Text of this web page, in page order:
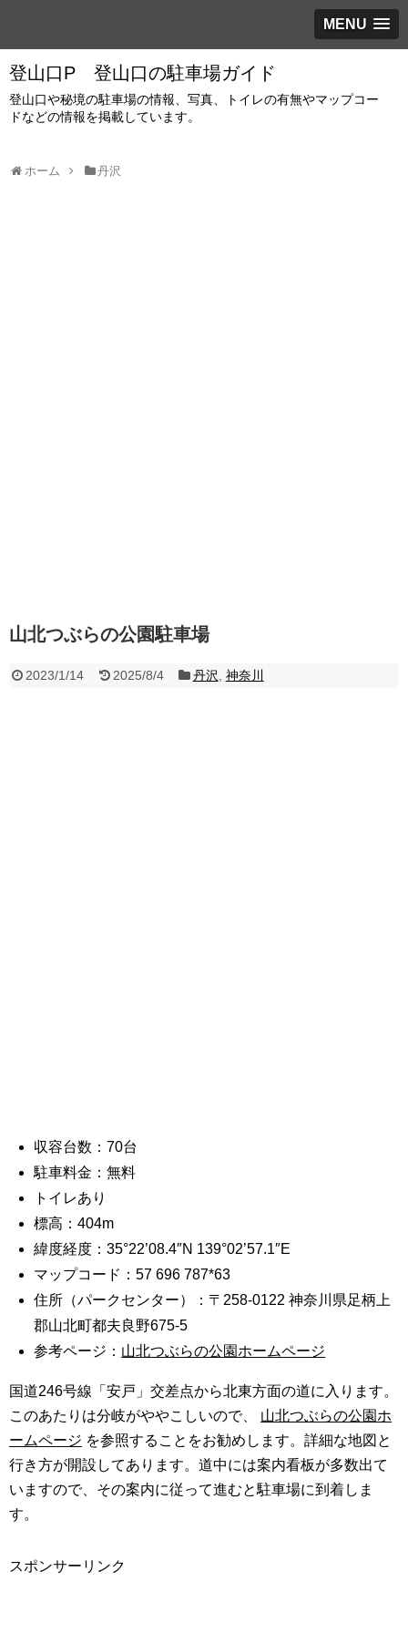
MENU
登山口P 登山口の駐車場ガイド
登山口や秘境の駐車場の情報、写真、トイレの有無やマップコー
ドなどの情報を掲載しています。
ホーム 丹沢
山北つぶらの公園駐車場
2023/1/14 2025/8/4 丹沢 神奈川
収容台数：70台
駐車料金：無料
トイレあり
標高：404m
緯度経度：35°22’08.4″N 139°02’57.1″E
マップコード：57 696 787*63
住所（パークセンター）：〒258-0122 神奈川県足柄上
郡山北町都夫良野675-5
参考ページ： 山北つぶらの公園ホームページ
国道246号線「安戸」交差点から北東方面の道に入ります。
このあたりは分岐がややこしいので、 山北つぶらの公園ホ
ームページ を参照することをお勧めします。詳細な地図と
行き方が開設してあります。道中には案内看板が多数出て
いますので、その案内に従って進むと駐車場に到着しま
す。
スポンサーリンク